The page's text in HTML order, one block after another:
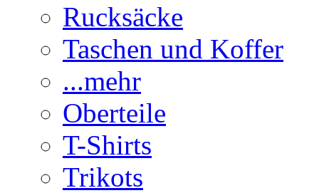
Rucksäcke
Taschen und Koffer
...mehr
Oberteile
T-Shirts
Trikots